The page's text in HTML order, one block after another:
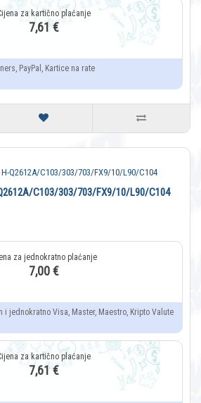
7,61 €
PayPal, Kartice na rate
C103/303/703/FX9/10/L90/C104
7,00 €
i jednokratno Visa, Master, Maestro, Kripto Valute
7,61 €